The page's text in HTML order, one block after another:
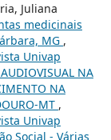
Juliana
medicinais
MG ,
Univap
NA
NA
MT ,
Univap
Social - Várias